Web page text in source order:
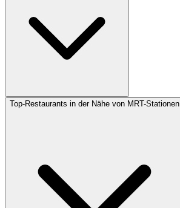
Top-Restaurants in der Nähe von MRT-Stationen